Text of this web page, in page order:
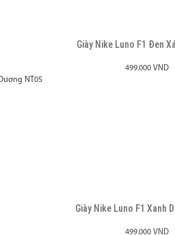
Giày Nike Luno F1 Đen
499.000 VND
Giày Nike Luno F1 Xanh
499.000 VND